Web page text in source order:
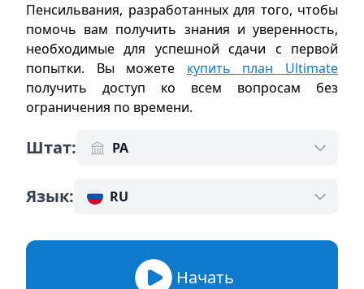
Пенсильвания, разработанных для того, чтобы
помочь вам получить знания и уверенность,
необходимые для успешной сдачи с первой
попытки. Вы можете
купить план Ultimate
получить доступ ко всем вопросам без
ограничения по времени.
Штат: PA
Язык: RU
Начать